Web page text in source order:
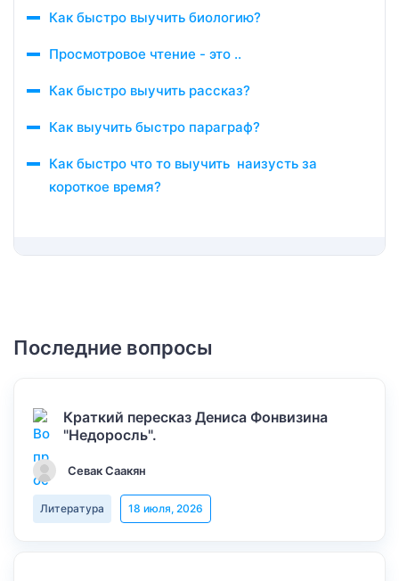
Как быстро выучить биологию?
Просмотровое чтение - это ..
Как быстро выучить рассказ?
Как выучить быстро параграф?
Как быстро что то выучить наизусть за
короткое время?
Последние вопросы
Краткий пересказ Дениса Фонвизина
"Недоросль".
Севак Саакян
Литература 18 июля, 2026